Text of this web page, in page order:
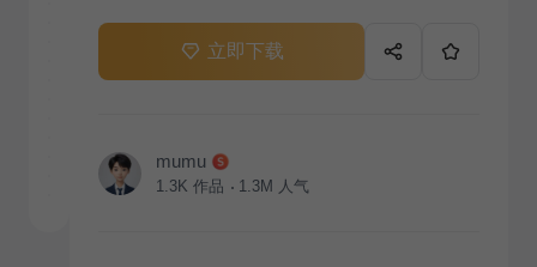
立即下载
mumu
1.3K 作品 1.3M 人气